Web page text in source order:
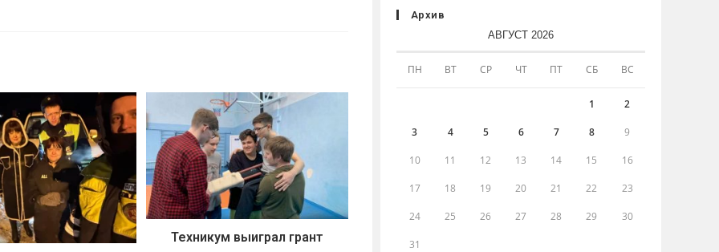
Техникум выиграл грант
Архив
АВГУСТ 2026
ПН ВТ СР ЧТ ПТ СБ ВС
1 2
3 4 5 6 7 8 9
10 11 12 13 14 15 16
17 18 19 20 21 22 23
24 25 26 27 28 29 30
31